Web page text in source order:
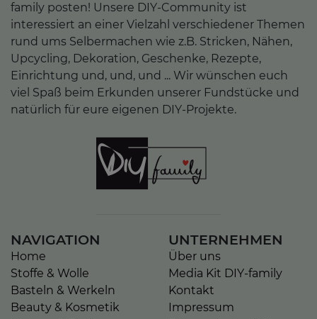
family posten! Unsere DIY-Community ist
interessiert an einer Vielzahl verschiedener Themen
rund ums Selbermachen wie z.B. Stricken, Nähen,
Upcycling, Dekoration, Geschenke, Rezepte,
Einrichtung und, und, und ... Wir wünschen euch
viel Spaß beim Erkunden unserer Fundstücke und
natürlich für eure eigenen DIY-Projekte.
NAVIGATION
Home
Stoffe & Wolle
Basteln & Werkeln
Beauty & Kosmetik
UNTERNEHMEN
Über uns
Media Kit DIY-family
Kontakt
Impressum